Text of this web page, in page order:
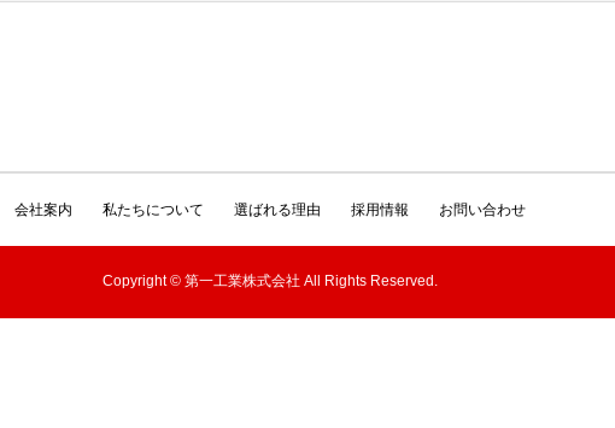
会社案内 私たちについて 選ばれる理由 採用情報 お問い合わせ
Copyright © 第一工業株式会社 All Rights Reserved.